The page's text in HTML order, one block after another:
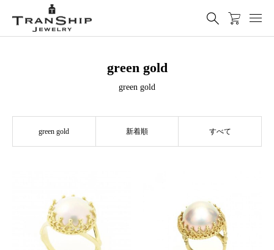
green gold
green gold
green gold 新着順 すべて